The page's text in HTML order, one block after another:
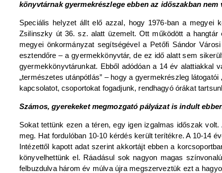
könyvtárnak gyermekrészlege ebben az időszakban nem
Speciális helyzet állt elő azzal, hogy 1976-ban a megyei
Zsilinszky út 36. sz. alatt üzemelt. Ott működött a
megyei önkormányzat segítségével a Petőfi Sándor
esztendőre – a gyermekkönyvtár, de ez idő alatt sem
gyermekkönyvtárunkat. Ebből adódóan a 14 év alattiakkal
„természetes utánpótlás” – hogy a gyermekrészleg
kapcsolatot, csoportokat fogadjunk, rendhagyó órákat
Számos, gyerekeket megmozgató pályázat is indult
Sokat tettünk ezen a téren, egy igen izgalmas időszak
meg. Hat fordulóban 10-10 kérdés került terítékre. A 10-14
Intézettől kapott adat szerint akkortájt ebben a
könyvelhettünk el. Ráadásul sok nagyon magas
felbuzdulva három év múlva újra megszerveztük ezt a